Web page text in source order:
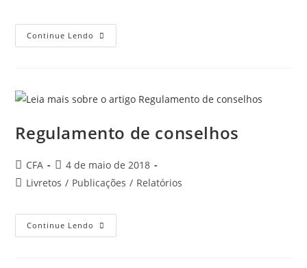
Continue Lendo Finanças
Pessoais
Regulamento de conselhos
Autor
do
CFA
Post
publicado:
4 de maio de 2018
Categoria
Livretos / Publicações / Relatórios
Continue Lendo Regulamento
De